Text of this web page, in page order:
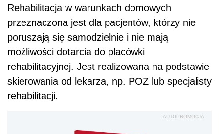
Rehabilitacja w warunkach domowych
przeznaczona jest dla pacjentów, którzy nie
poruszają się samodzielnie i nie mają
możliwości dotarcia do placówki
rehabilitacyjnej. Jest realizowana na podstawie
skierowania od lekarza, np. POZ lub specjalisty
rehabilitacji.
AUTOPROMOCJA